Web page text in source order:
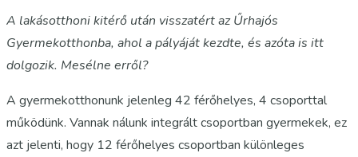
A lakásotthoni kitérő után visszatért az Űrhajós
Gyermekotthonba, ahol a pályáját kezdte, és azóta is itt
dolgozik. Mesélne erről?
A gyermekotthonunk jelenleg 42 férőhelyes, 4 csoporttal
működünk. Vannak nálunk integrált csoportban gyermekek, ez
azt jelenti, hogy 12 férőhelyes csoportban különleges